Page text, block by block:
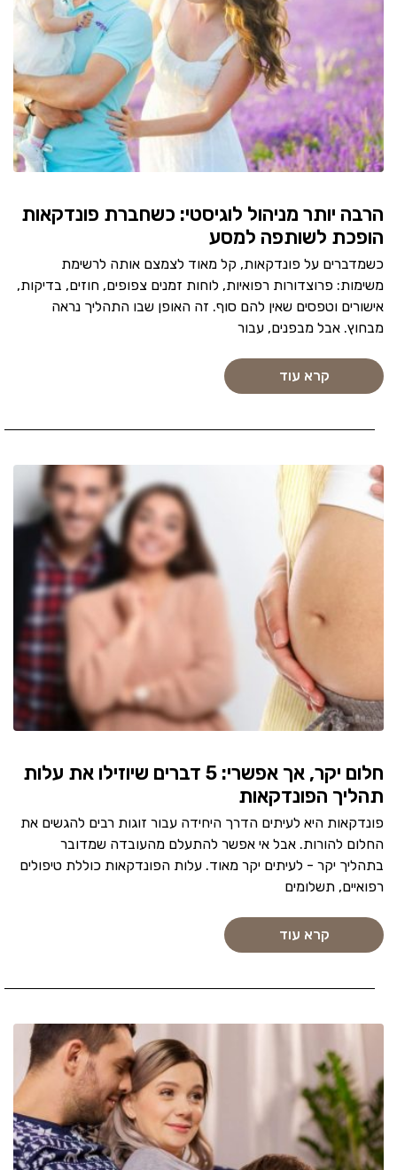
הרבה יותר מניהול לוגיסטי: כשחברת פונדקאות
הופכת לשותפה למסע
כשמדברים על פונדקאות, קל מאוד לצמצם אותה לרשימת
משימות: פרוצדורות רפואיות, לוחות זמנים צפופים, חוזים, בדיקות,
אישורים וטפסים שאין להם סוף. זה האופן שבו התהליך נראה
מבחוץ. אבל מבפנים, עבור
קרא עוד
חלום יקר, אך אפשרי: 5 דברים שיוזילו את עלות
תהליך הפונדקאות
פונדקאות היא לעיתים הדרך היחידה עבור זוגות רבים להגשים את
החלום להורות. אבל אי אפשר להתעלם מהעובדה שמדובר
בתהליך יקר - לעיתים יקר מאוד. עלות הפונדקאות כוללת טיפולים
רפואיים, תשלומים
קרא עוד